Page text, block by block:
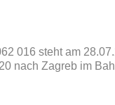
016 steht am
nach Zagreb im